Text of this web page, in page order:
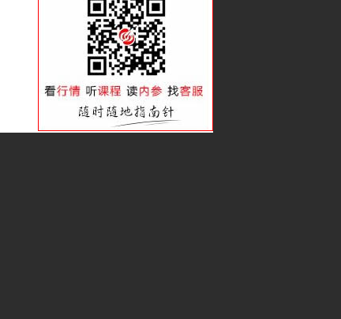
借趋势的力会赚更多
如何跟游资抓波段？